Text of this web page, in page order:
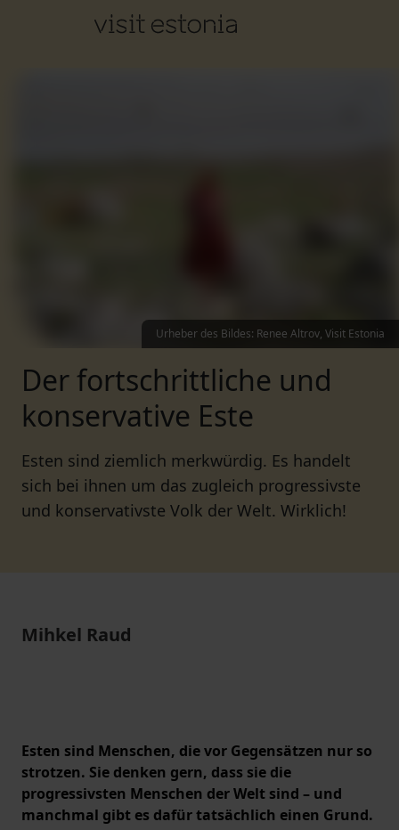
Urheber des Bildes: Renee Altrov, Visit Estonia
Der fortschrittliche und
konservative Este
Esten sind ziemlich merkwürdig. Es handelt
sich bei ihnen um das zugleich progressivste
und konservativste Volk der Welt. Wirklich!
Mihkel Raud
Esten sind Menschen, die vor Gegensätzen nur so
strotzen. Sie denken gern, dass sie die
progressivsten Menschen der Welt sind – und
manchmal gibt es dafür tatsächlich einen Grund.